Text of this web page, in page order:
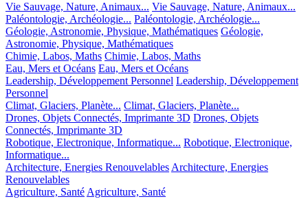
Vie Sauvage, Nature, Animaux... Vie Sauvage, Nature, Animaux...
Paléontologie, Archéologie... Paléontologie, Archéologie...
Géologie, Astronomie, Physique, Mathématiques Géologie,
Astronomie, Physique, Mathématiques
Chimie, Labos, Maths Chimie, Labos, Maths
Eau, Mers et Océans Eau, Mers et Océans
Leadership, Développement Personnel Leadership, Développement
Personnel
Climat, Glaciers, Planète... Climat, Glaciers, Planète...
Drones, Objets Connectés, Imprimante 3D Drones, Objets
Connectés, Imprimante 3D
Robotique, Electronique, Informatique... Robotique, Electronique,
Informatique...
Architecture, Energies RenouvelablesArchitecture, Energies
Renouvelables
Agriculture, SantéAgriculture, Santé